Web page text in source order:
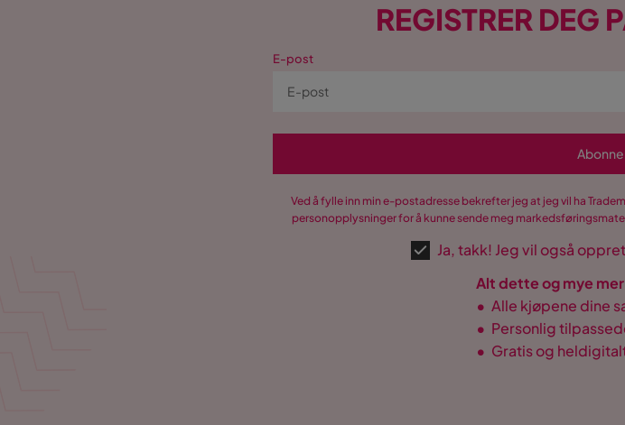
REGISTRER DEG
E-post
Ved å fylle inn min e-postadresse bekrefter jeg at jeg vil ha
personopplysninger for å kunne sende meg
Ja, takk! Jeg vil også
Alt dette og mye
• Alle kjøpene dine
• Personlig
• Gratis og